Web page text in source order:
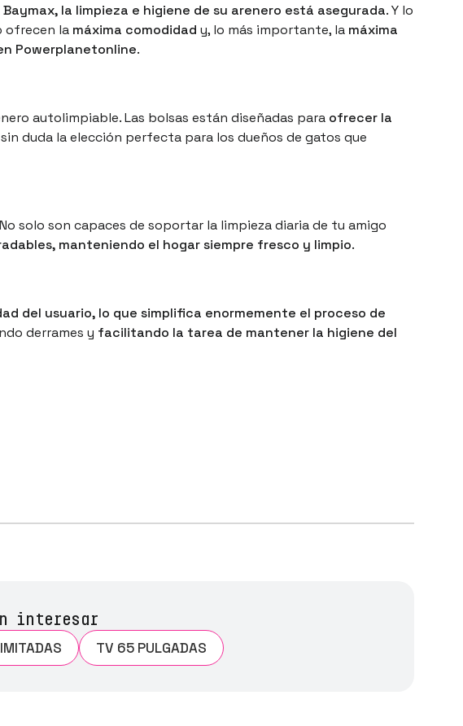
Baymax, la limpieza e higiene de su arenero está asegurada. Y lo
ofrecen la máxima comodidad y, lo más importante, la máxima
Powerplanetonline.
autolimpiable. Las bolsas están diseñadas para ofrecer la
sin duda la elección perfecta para los dueños de gatos que
solo son capaces de soportar la limpieza diaria de tu amigo
manteniendo el hogar siempre fresco y limpio.
del usuario, lo que simplifica enormemente el proceso de
derrames y facilitando la tarea de mantener la higiene del
interesar
TV 65 PULGADAS